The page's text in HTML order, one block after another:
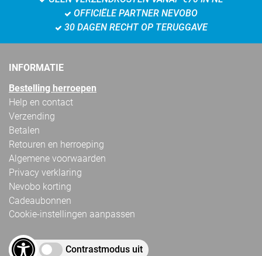
OFFICIËLE PARTNER NEVOBO
30 DAGEN RECHT OP TERUGGAVE
INFORMATIE
Bestelling herroepen
Help en contact
Verzending
Betalen
Retouren en herroeping
Algemene voorwaarden
Privacy verklaring
Nevobo korting
Cadeaubonnen
Cookie-instellingen aanpassen
Contrastmodus uit